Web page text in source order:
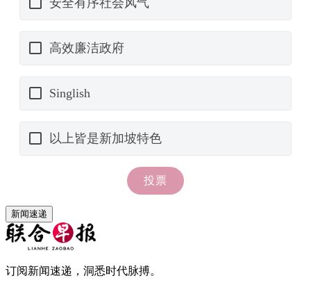
新闻速递
订阅新闻速递，洞悉时代脉搏。